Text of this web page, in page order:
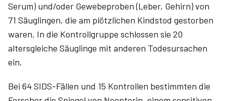
Serum) und/oder Gewebeproben (Leber, Gehirn) von
71 Säuglingen, die am plötzlichen Kindstod gestorben
waren. In die Kontrollgruppe schlossen sie 20
altersgleiche Säuglinge mit anderen Todesursachen
ein.
Bei 64 SIDS-Fällen und 15 Kontrollen bestimmten die